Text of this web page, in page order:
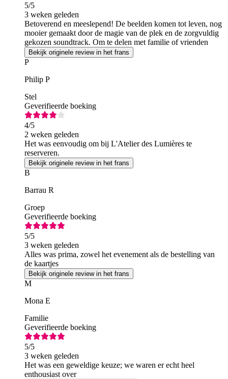
5/5
3 weken geleden
Betoverend en meeslepend! De beelden komen tot leven, nog
mooier gemaakt door de magie van de plek en de zorgvuldig
gekozen soundtrack. Om te delen met familie of vrienden
Bekijk originele review in het frans
P
Philip P
Stel
Geverifieerde boeking
4/5
2 weken geleden
Het was eenvoudig om bij L'Atelier des Lumières te
reserveren.
Bekijk originele review in het frans
B
Barrau R
Groep
Geverifieerde boeking
5/5
3 weken geleden
Alles was prima, zowel het evenement als de bestelling van
de kaartjes
Bekijk originele review in het frans
M
Mona E
Familie
Geverifieerde boeking
5/5
3 weken geleden
Het was een geweldige keuze; we waren er echt heel
enthousiast over